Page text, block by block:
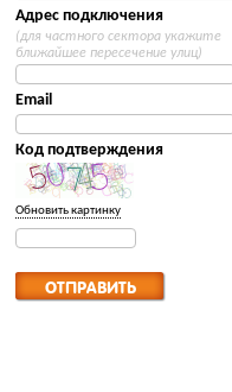
Адрес подключения
(для частного сектора укажите
ближайшее пересечение улиц)
Email
Код подтверждения
Обновить картинку